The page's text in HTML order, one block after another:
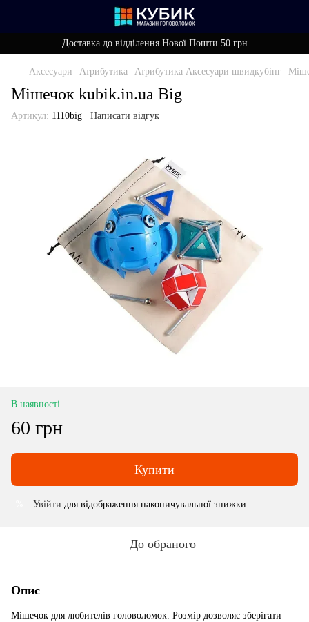
Доставка до відділення Нової Пошти 50 грн
Аксесуари Атрибутика Атрибутика Аксесуари швидкубінг
Мішечок kubik.in.ua Big
Артикул: 1110big Написати відгук
В наявності
60 грн
Купити
Увійти для відображення накопичувальної знижки
До обраного
Опис
Мішечок для любителів головоломок. Розмір дозволяє зберігати